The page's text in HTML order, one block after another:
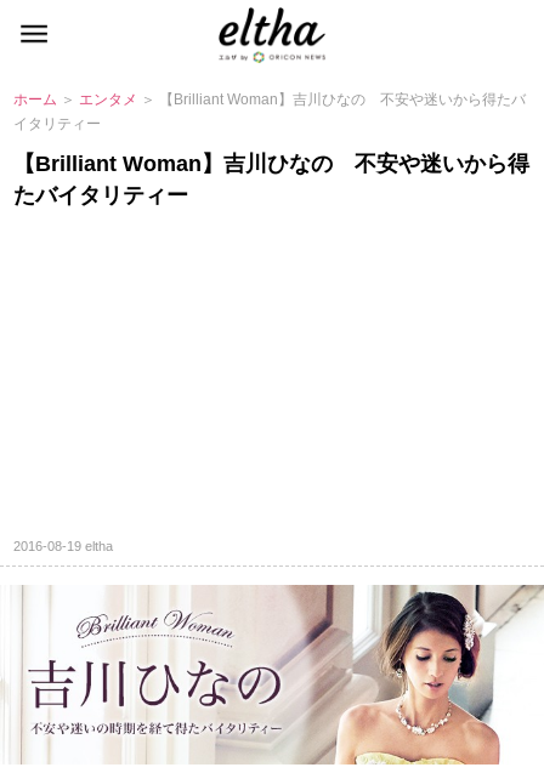
ホーム ＞ エンタメ ＞ 【Brilliant Woman】吉川ひなの 不安や迷いから得たバ
イタリティー
【Brilliant Woman】吉川ひなの 不安や迷いから得
たバイタリティー
2016-08-19eltha